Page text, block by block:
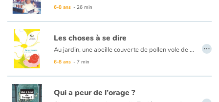
6-8 ans - 26 min
Les choses à se dire
Au jardin, une abeille couverte de pollen vole de fleur en fleur sans songer à se reposer. Pendant ce temps, un escargot grimpe le long d’une tige sans songer à se hâter. À la fin de la journée, l’abeille rentre chez elle. Esseulée, une fleur salue l’escargot : « Bonsoir escargot ! Et bonne nuit. J’avais tant de choses à dire à l’abeille et tu arrives bien tard... » Ému, l’escargot invite la fleur à lui parler : il retiendra ses mots doux et les transmettra à l’abeille, demain.
6-8 ans - 7 min
…
Qui a peur de l’orage ?